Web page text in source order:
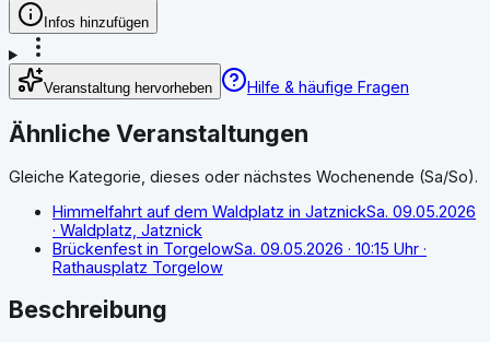
Infos hinzufügen
Veranstaltung hervorheben Hilfe & häufige Fragen
Ähnliche Veranstaltungen
Gleiche Kategorie, dieses oder nächstes Wochenende (Sa/So).
Himmelfahrt auf dem Waldplatz in JatznickSa. 09.05.2026
· Waldplatz, Jatznick
Brückenfest in TorgelowSa. 09.05.2026 · 10:15 Uhr ·
Rathausplatz Torgelow
Beschreibung